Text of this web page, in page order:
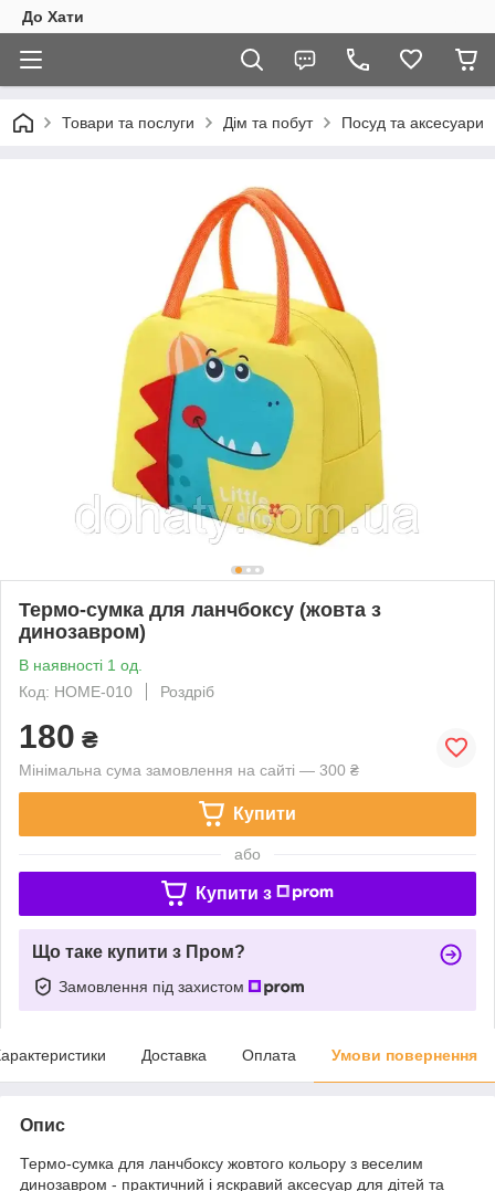
До Хати
Товари та послуги Дім та побут Посуд та аксесуари
Термо-сумка для ланчбоксу (жовта з
динозавром)
В наявності 1 од.
Код: HOME-010
Роздріб
180 ₴
Мінімальна сума замовлення на сайті — 300 ₴
Купити
або
Купити з
Що таке купити з Пром?
Замовлення під захистом
Доставка Оплата Умови повернення
Опис
Термо-сумка для ланчбоксу жовтого кольору з веселим
динозавром - практичний і яскравий аксесуар для дітей та